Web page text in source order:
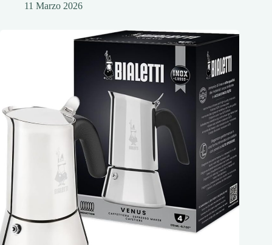
11 Marzo 2026